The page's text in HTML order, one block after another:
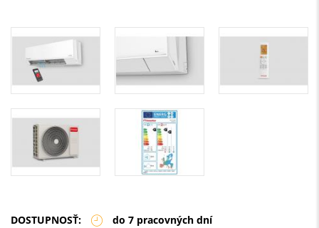
DOSTUPNOSŤ: do 7 pracovných dní